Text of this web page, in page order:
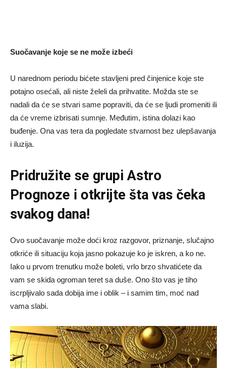
Suočavanje koje se ne može izbeći
U narednom periodu bićete stavljeni pred činjenice koje ste
potajno osećali, ali niste želeli da prihvatite. Možda ste se
nadali da će se stvari same popraviti, da će se ljudi promeniti ili
da će vreme izbrisati sumnje. Međutim, istina dolazi kao
buđenje. Ona vas tera da pogledate stvarnost bez ulepšavanja
i iluzija.
Pridružite se grupiAstro
Prognoze i otkrijte šta vas čeka
svakog dana!
Ovo suočavanje može doći kroz razgovor, priznanje, slučajno
otkriće ili situaciju koja jasno pokazuje ko je iskren, a ko ne.
Iako u prvom trenutku može boleti, vrlo brzo shvatićete da
vam se skida ogroman teret sa duše. Ono što vas je tiho
iscrpljivalo sada dobija ime i oblik – i samim tim, moć nad
vama slabi.